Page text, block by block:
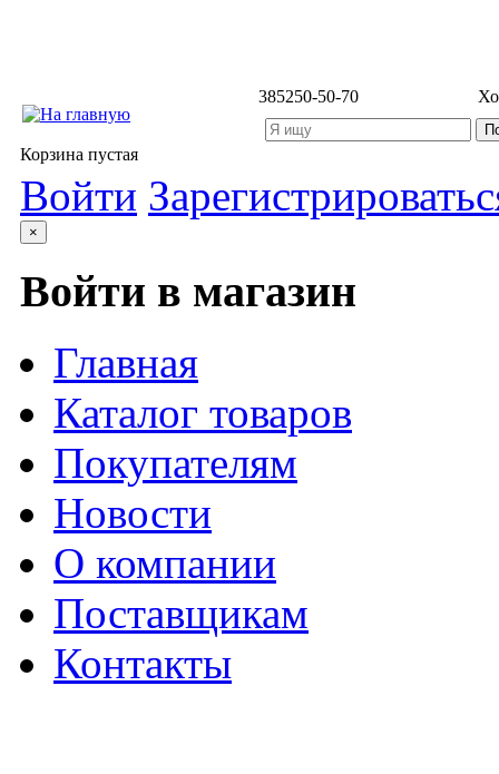
385250-50-70
Корзина пустая
Войти
×
Войти в магазин
Главная
Каталог товаров
Покупателям
Новости
О компании
Поставщикам
Контакты